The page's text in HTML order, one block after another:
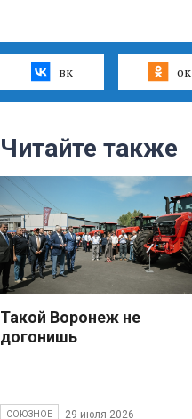
вк ок
Читайте также
Такой Воронеж не
догонишь
СОЮЗНОЕ 29 июля 2026